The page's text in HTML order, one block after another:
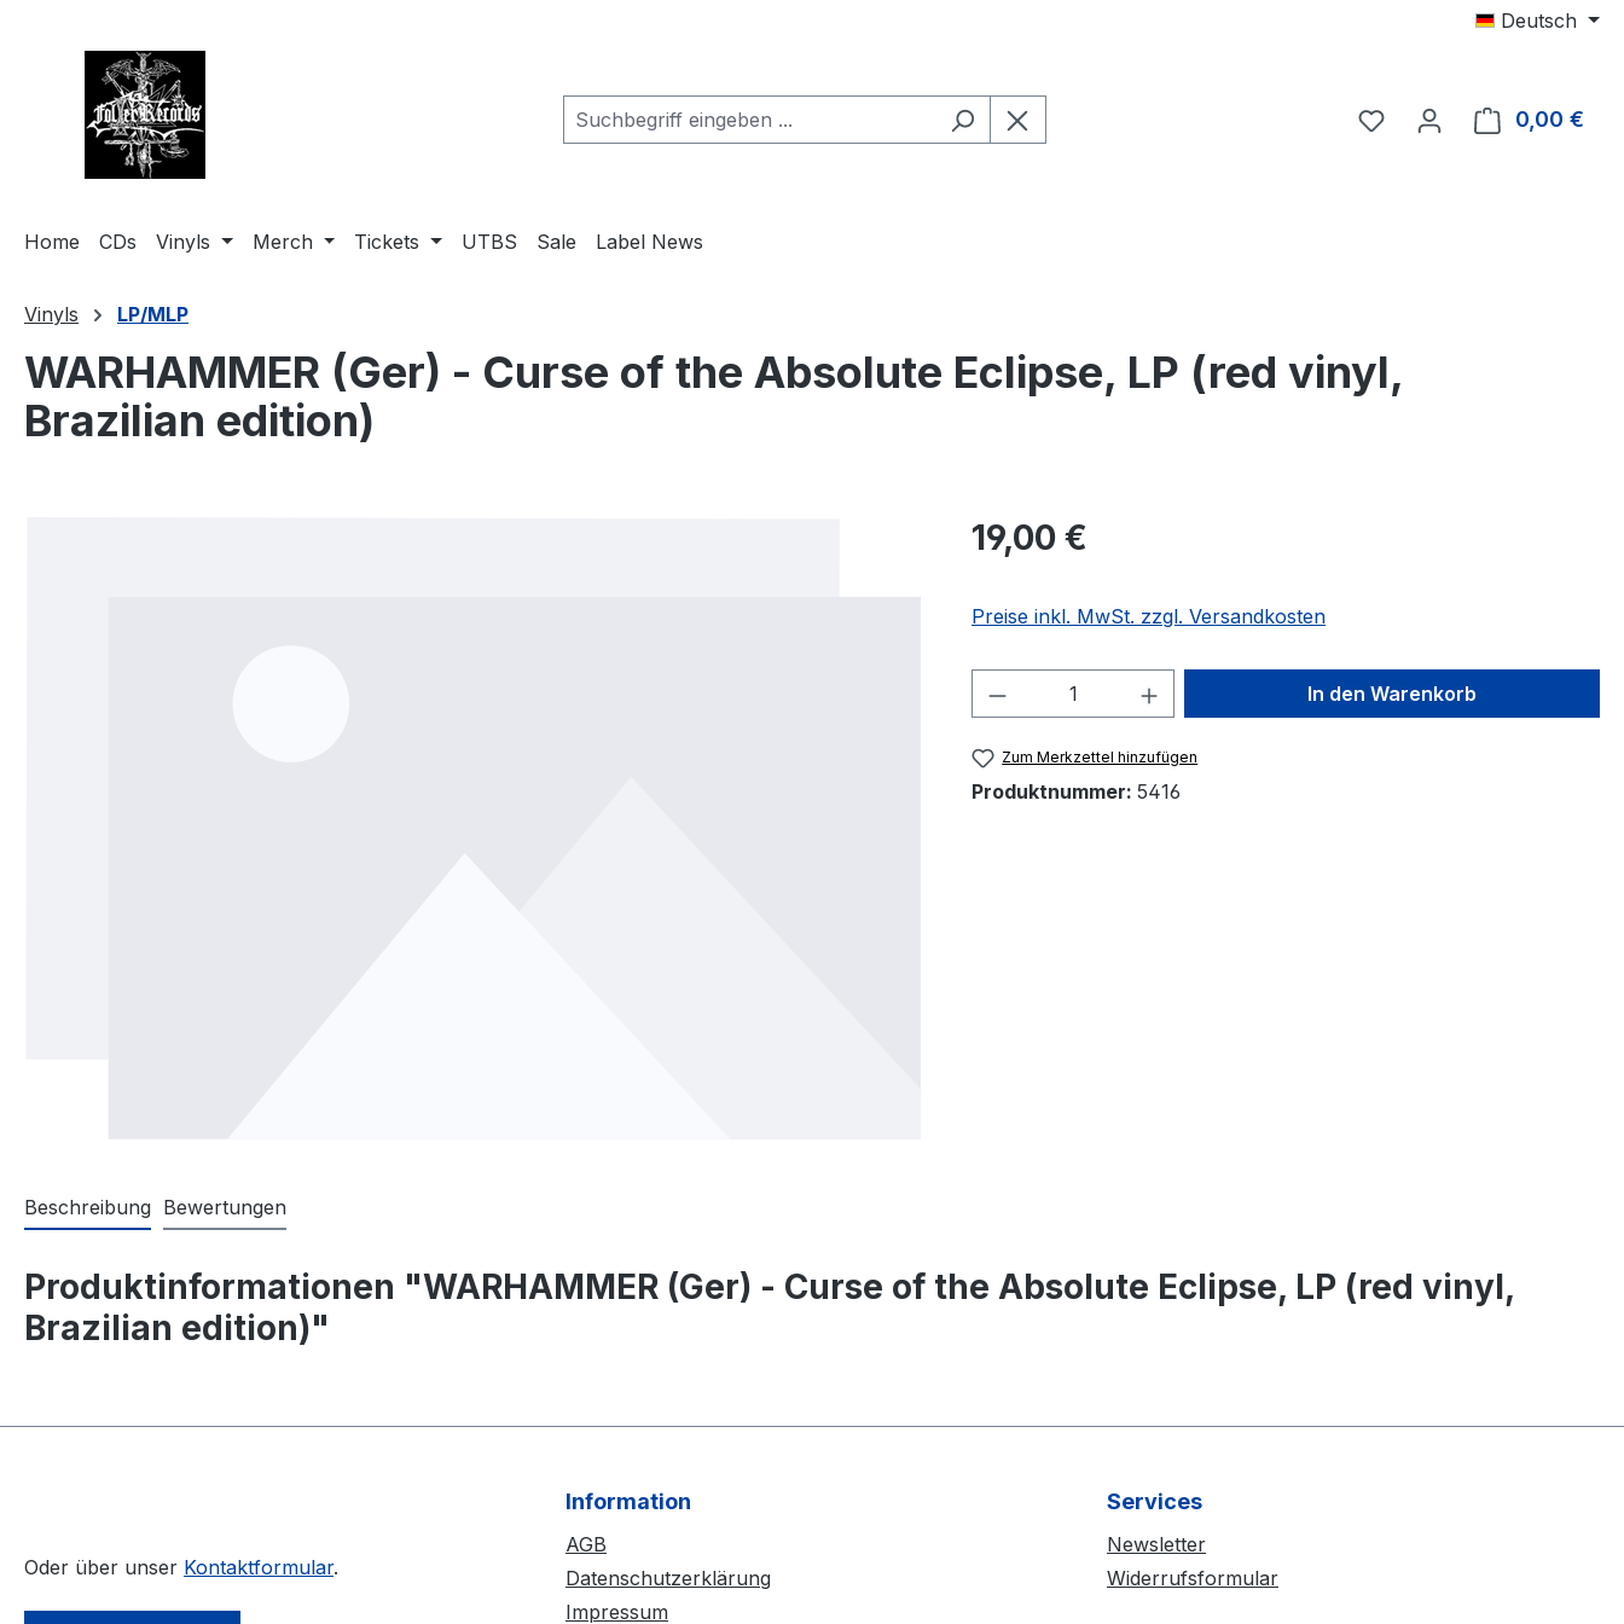
Deutsch
0,00 €
Home CDs Vinyls Merch Tickets UTBS Sale Label News
Vinyls LP/MLP
WARHAMMER (Ger) - Curse of the Absolute Eclipse, LP (red vinyl,
Brazilian edition)
Regulärer Preis:
19,00 €
Preise inkl. MwSt. zzgl. Versandkosten
Produkt Anzahl: Gib den gewünschten Wert
In den Warenkorb
Zum Merkzettel hinzufügen
Produktnummer: 5416
Beschreibung Bewertungen
Produktinformationen "WARHAMMER (Ger) - Curse of the Absolute Eclipse, LP (red vinyl,
Brazilian edition)"
Oder über unser Kontaktformular.
Information
AGB
Datenschutzerklärung
Impressum
Services
Newsletter
Widerrufsformular